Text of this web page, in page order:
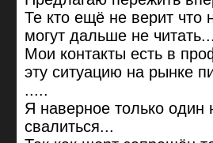
Те кто ещё не верит что
могут дальше не
Мои контакты есть в
эту ситуацию на рынке
.....
Я наверное только
свалиться...